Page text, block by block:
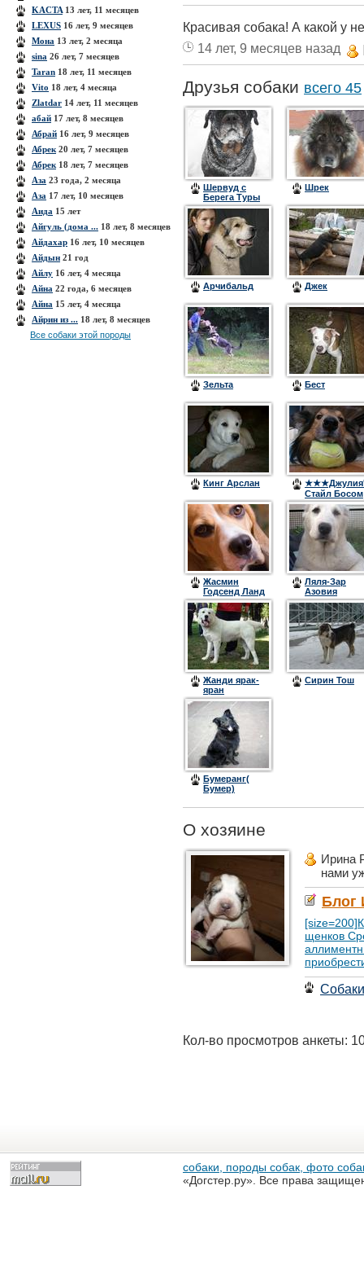
KACTA 13 лет, 11 месяцев
LEXUS 16 лет, 9 месяцев
Mона 13 лет, 2 месяца
sina 26 лет, 7 месяцев
Taran 18 лет, 11 месяцев
Vito 18 лет, 4 месяца
Zlatdar 14 лет, 11 месяцев
абай 17 лет, 8 месяцев
Абрай 16 лет, 9 месяцев
Абрек 20 лет, 7 месяцев
Абрек 18 лет, 7 месяцев
Аза 23 года, 2 месяца
Аза 17 лет, 10 месяцев
Аида 15 лет
Айгуль (дома ... 18 лет, 8 месяцев
Айдахар 16 лет, 10 месяцев
Айдын 21 год
Айлу 16 лет, 4 месяца
Айна 22 года, 6 месяцев
Айна 15 лет, 4 месяца
Айрин из ... 18 лет, 8 месяцев
Все собаки этой породы
Красивая собака! А какой у
14 лет, 9 месяцев назад
Друзья собаки всего 45
Шервуд с
Берега Туры
Шрек
Арчибальд Джек
Зельта Бест
Кинг Арслан
Стайл Босом
Френд
(Лаки)★★★
Жасмин
Годсенд Ланд
К
Ляля-Зар
Азовия
Жанди ярак-
яран
Сирин Тош
Бумеранг(
Бумер)
О хозяине
Ирина
нами
Блог
щенков
Собаки
Кол-во просмотров анкеты:
собаки, породы собак, фото
«Догстер.ру». Все права